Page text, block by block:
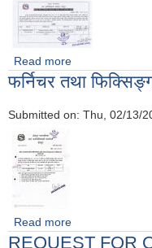
Read more
फर्निचर तथा
Submitted on: Thu, 02/13/
Read more
REQUEST FOR